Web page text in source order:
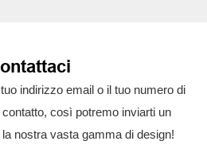
indirizzo email o il tuo numero di
così potremo inviarti un
nostra vasta gamma di design!